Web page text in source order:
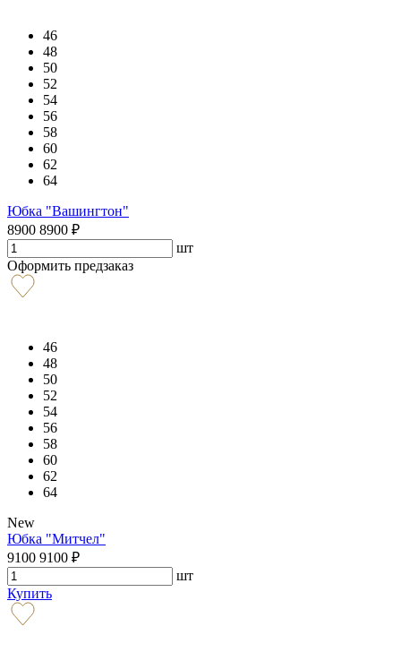
46
48
50
52
54
56
58
60
62
64
Юбка "Вашингтон"
8900 8900 ₽
шт
Оформить предзаказ
46
48
50
52
54
56
58
60
62
64
New
Юбка "Митчел"
9100 9100 ₽
шт
Купить